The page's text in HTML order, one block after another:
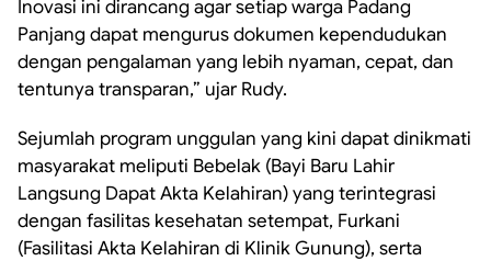
Inovasi ini dirancang agar setiap warga Padang
Panjang dapat mengurus dokumen kependudukan
dengan pengalaman yang lebih nyaman, cepat, dan
tentunya transparan,” ujar Rudy.
Sejumlah program unggulan yang kini dapat dinikmati
masyarakat meliputi Bebelak (Bayi Baru Lahir
Langsung Dapat Akta Kelahiran) yang terintegrasi
dengan fasilitas kesehatan setempat, Furkani
(Fasilitasi Akta Kelahiran di Klinik Gunung), serta